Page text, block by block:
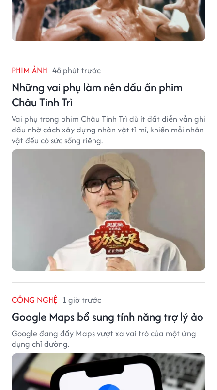
PHIM ẢNH 48 phút trước
Những vai phụ làm nên dấu ấn phim
Châu Tinh Trì
Vai phụ trong phim Châu Tinh Trì dù ít đất diễn vẫn ghi
dấu nhờ cách xây dựng nhân vật tỉ mỉ, khiến mỗi nhân
vật đều có sức sống riêng.
CÔNG NGHỆ 1 giờ trước
Google Maps bổ sung tính năng trợ lý ảo
Google đang đẩy Maps vượt xa vai trò của một ứng
dụng chỉ đường.